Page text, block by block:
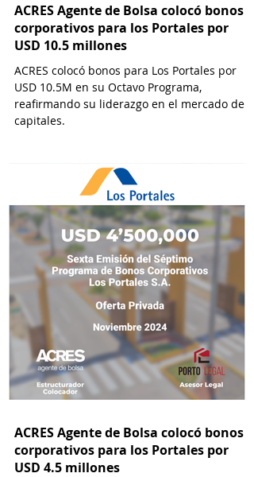
ACRES Agente de Bolsa colocó bonos
corporativos para los Portales por
USD 10.5 millones
ACRES colocó bonos para Los Portales por
USD 10.5M en su Octavo Programa,
reafirmando su liderazgo en el mercado de
capitales.
ACRES Agente de Bolsa colocó bonos
corporativos para los Portales por
USD 4.5 millones